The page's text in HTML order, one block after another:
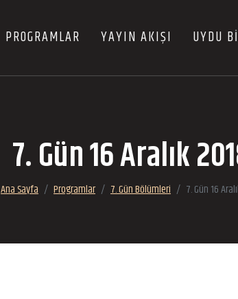
PROGRAMLAR YAYIN AKIŞI UYDU
7. Gün 16 Aralık
Ana Sayfa Programlar 7. Gün Bölümleri 7. Gün 16